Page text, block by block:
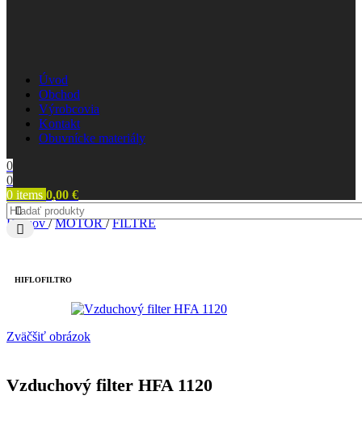
Úvod
Obchod
Výrobcovia
Kontakt
Obuvnícke materiály
0
0
0 items 0,00 €
Domov/ MOTOR/ FILTRE
HIFLOFILTRO
Zväčšiť obrázok
Vzduchový filter HFA 1120